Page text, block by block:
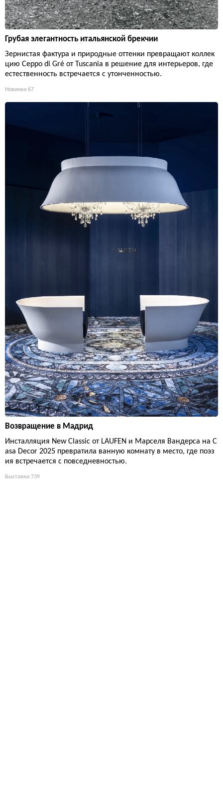
Грубая элегантность итальянской брекчии
Зернистая фактура и природные оттенки превращают коллек
цию Ceppo di Gré от Tuscania в решение для интерьеров, где
естественность встречается с утонченностью.
Новинки 67
Возвращение в Мадрид
Инсталляция New Classic от LAUFEN и Марселя Вандерса на C
asa Decor 2025 превратила ванную комнату в место, где поэз
ия встречается с повседневностью.
Выставки 739